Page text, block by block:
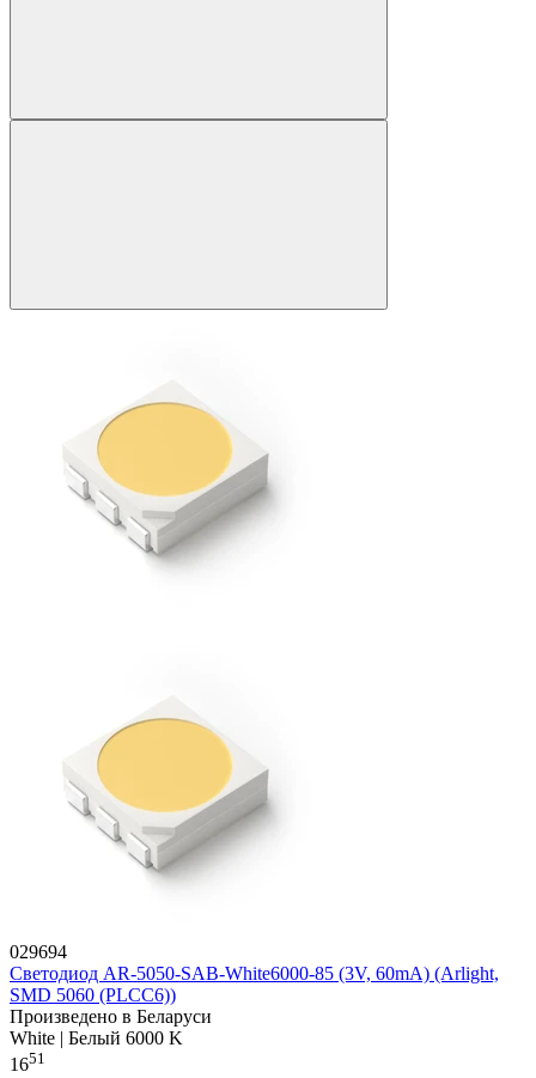
029694
Светодиод AR-5050-SAB-White6000-85 (3V, 60mA) (Arlight,
SMD 5060 (PLCC6))
Произведено в Беларуси
White | Белый 6000 K
1651